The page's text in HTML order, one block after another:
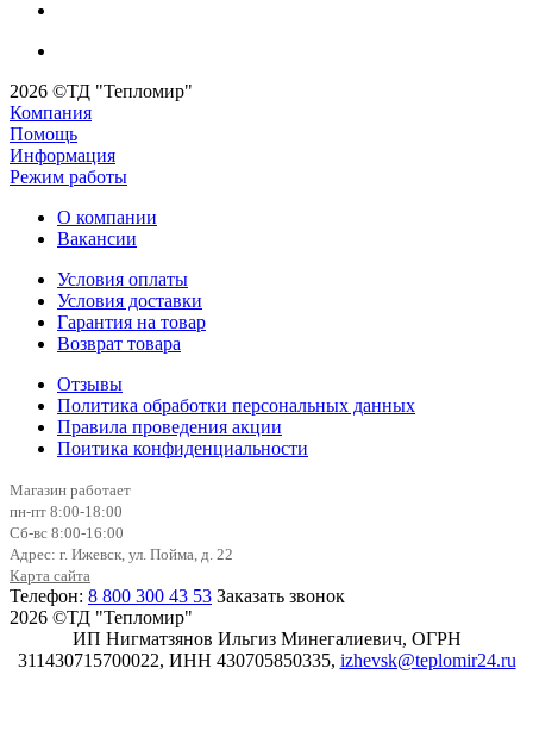
2026 ©ТД "Тепломир"
Компания
Помощь
Информация
Режим работы
О компании
Вакансии
Условия оплаты
Условия доставки
Гарантия на товар
Возврат товара
Отзывы
Политика обработки персональных данных
Правила проведения акции
Поитика конфиденциальности
Магазин работает
пн-пт 8:00-18:00
Сб-вс 8:00-16:00
Адрес: г. Ижевск, ул. Пойма, д. 22
Карта сайта
Телефон: 8 800 300 43 53 Заказать звонок
2026 ©ТД "Тепломир"
ИП Нигматзянов Ильгиз Минегалиевич, ОГРН
311430715700022, ИНН 430705850335, izhevsk@teplomir24.ru